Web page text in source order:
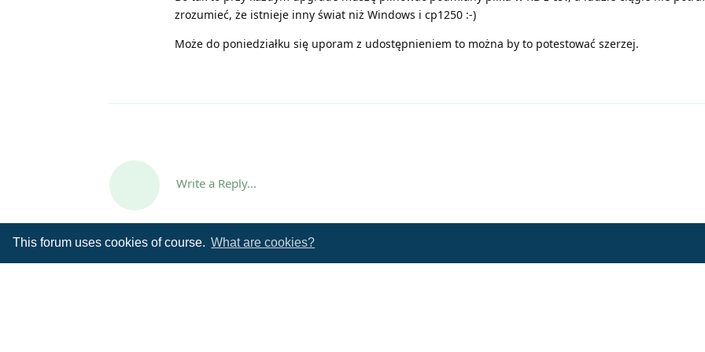
This forum uses cookies of course. What are cookies?
zrozumieć, że istnieje inny świat niż Windows i cp1250 :-)
Może do poniedziałku się uporam z udostępnieniem to można by to potestować szerzej.
Write a Reply...